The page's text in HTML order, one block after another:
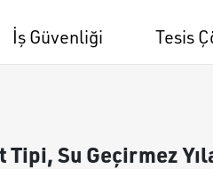
İş Güvenliği Tesis
Tipi, Su Geçirmez